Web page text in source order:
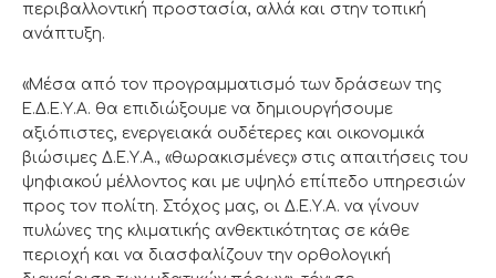
περιβαλλοντική προστασία, αλλά και στην τοπική
ανάπτυξη.
«Μέσα από τον προγραμματισμό των δράσεων της
Ε.Δ.Ε.Υ.Α. θα επιδιώξουμε να δημιουργήσουμε
αξιόπιστες, ενεργειακά ουδέτερες και οικονομικά
βιώσιμες Δ.Ε.Υ.Α., «θωρακισμένες» στις απαιτήσεις του
ψηφιακού μέλλοντος και με υψηλό επίπεδο υπηρεσιών
προς τον πολίτη. Στόχος μας, οι Δ.Ε.Υ.Α. να γίνουν
πυλώνες της κλιματικής ανθεκτικότητας σε κάθε
περιοχή και να διασφαλίζουν την ορθολογική